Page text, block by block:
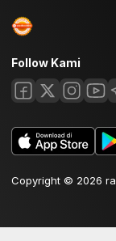
Follow Kami
Copyright © 2026